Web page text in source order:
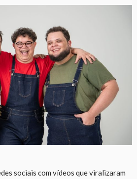
sociais com vídeos que viralizaram